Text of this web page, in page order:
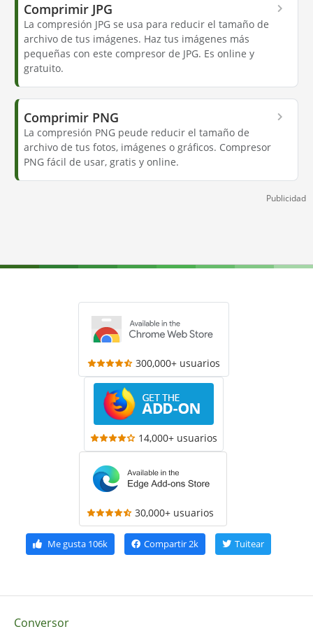
Comprimir JPG
La compresión JPG se usa para reducir el tamaño de
archivo de tus imágenes. Haz tus imágenes más
pequeñas con este compresor de JPG. Es online y
gratuito.
Comprimir PNG
La compresión PNG peude reducir el tamaño de
archivo de tus fotos, imágenes o gráficos. Compresor
PNG fácil de usar, gratis y online.
Publicidad
300,000+ usuarios
14,000+ usuarios
30,000+ usuarios
Me gusta106k Compartir2k Tuitear
Conversor